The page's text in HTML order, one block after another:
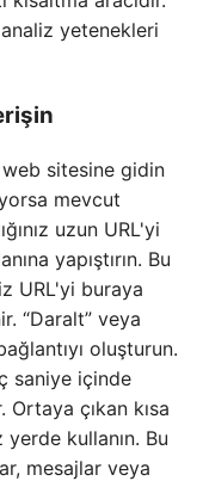
yetenekleri
sitesine gidin
mevcut
uzun URL'yi
yapıştırın. Bu
URL'yi buraya
“Daralt” veya
oluşturun.
saniye içinde
çıkan kısa
kullanın. Bu
mesajlar veya